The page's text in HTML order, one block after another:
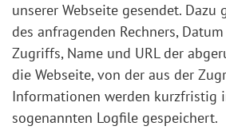
unserer Webseite gesendet. Dazu
des anfragenden Rechners,
Zugriffs, Name und URL der
die Webseite, von der aus der
Informationen werden kurzfristig
sogenannten Logfile gespeichert.